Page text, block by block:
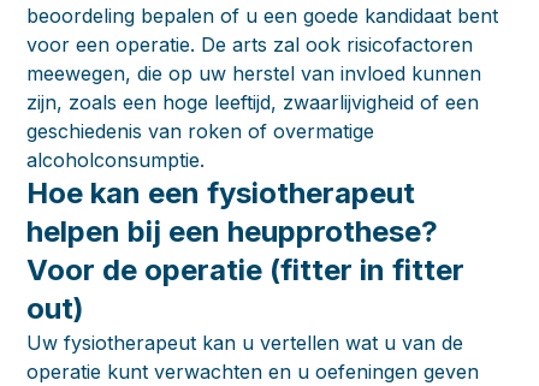
beoordeling bepalen of u een goede kandidaat bent
voor een operatie. De arts zal ook risicofactoren
meewegen, die op uw herstel van invloed kunnen
zijn, zoals een hoge leeftijd, zwaarlijvigheid of een
geschiedenis van roken of overmatige
alcoholconsumptie.
Hoe kan een fysiotherapeut
helpen bij een heupprothese?
Voor de operatie (fitter in fitter
out)
Uw fysiotherapeut kan u vertellen wat u van de
operatie kunt verwachten en u oefeningen geven